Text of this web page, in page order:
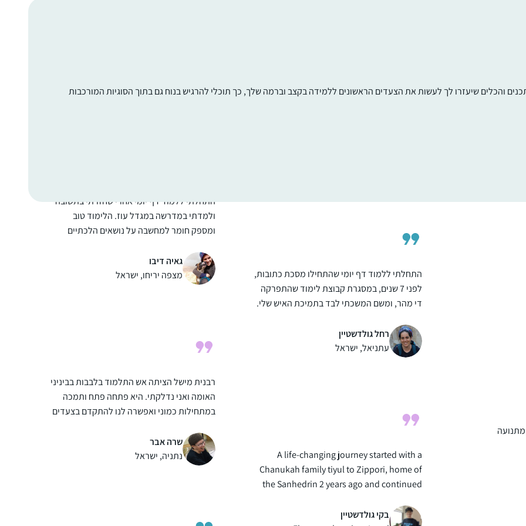
והכלים שיעזרו לך לעשות את הצעדים הראשונים ללמידה בקצב וברמה שלך, כך תוכלי להרגיש בנוח גם בתוך הסוגיות המורכבות
מתנועה
אני לומדת גמרא כעשור במסגרות שונות, ואת
התחלתי ללמוד דף יומי שהתחילו מסכת כתובות,
לפני 7 שנים, במסגרת קבוצת לימוד שהתפרקה
די מהר, ומשם המשכתי לבד בתמיכת האיש שלי.
הסביבה מאד תומכת ואני מקבלת המון מילים
טובות לאורך כל הדרך. מאז הסיום הגדול יש
תחושה שאני חלק מדבר גדול יותר.
בשבוע
רחל גולדשטיין
עתניאל, ישראל
A life-changing journey started with a
Chanukah family tiyul to Zippori, home of
the Sanhedrin 2 years ago and continued
was awed by the energy of 3000 women
בקי גולדשטיין
רבנית מישל הציתה אש התלמוד בלבבות בביניני
האומה ואני נדלקתי. היא פתחה פתח ותמכה
במתחילות כמוני ואפשרה לנו להתקדם בצעדים
הלומדות בסביבה תומכת וכך נכנסתי למסלול
לימוד מעשיר שאין כמוה. הדרן יצר קהילה גדולה
וחזקה שמאפשרת התקדמות מכל נקודת מוצא.
שרה אבר
נתניה, ישראל
התחלתי ללמוד דף יומי אחרי שחזרתי בתשובה
ולמדתי במדרשה במגדל עוז. הלימוד טוב
ומספק חומר למחשבה על נושאים הלכתיים
להכיר את הגמרא לעומק. והצעד הקטן היום הוא
ללמוד אותה בבקיאות, בעזרת השם, ומי יודע
אולי גם אגיע לעיון בנושאים מעניינים. נושאים
גאיה דיבו
מצפה יריחו, ישראל
שלי….
גמזו, ישראל